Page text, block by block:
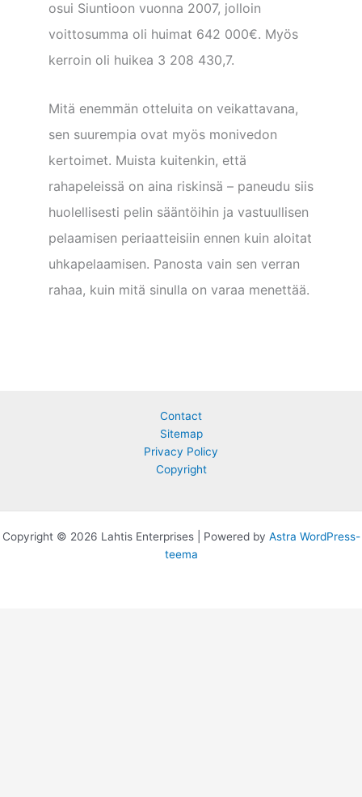
osui Siuntioon vuonna 2007, jolloin
voittosumma oli huimat 642 000€. Myös
kerroin oli huikea 3 208 430,7.
Mitä enemmän otteluita on veikattavana,
sen suurempia ovat myös monivedon
kertoimet. Muista kuitenkin, että
rahapeleissä on aina riskinsä – paneudu siis
huolellisesti pelin sääntöihin ja vastuullisen
pelaamisen periaatteisiin ennen kuin aloitat
uhkapelaamisen. Panosta vain sen verran
rahaa, kuin mitä sinulla on varaa menettää.
Contact
Sitemap
Privacy Policy
Copyright
Copyright © 2026 Lahtis Enterprises | Powered by Astra WordPress-
teema